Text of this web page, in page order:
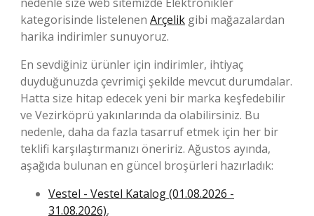
nedenle size web sitemizde Elektronikler
kategorisinde listelenen Arçelik gibi mağazalardan
harika indirimler sunuyoruz.
En sevdiğiniz ürünler için indirimler, ihtiyaç
duyduğunuzda çevrimiçi şekilde mevcut durumdalar.
Hatta size hitap edecek yeni bir marka keşfedebilir
ve Vezirköprü yakınlarında da olabilirsiniz. Bu
nedenle, daha da fazla tasarruf etmek için her bir
teklifi karşılaştırmanızı öneririz. Ağustos ayında,
aşağıda bulunan en güncel broşürleri hazırladık:
Vestel - Vestel Katalog (01.08.2026 -
31.08.2026),